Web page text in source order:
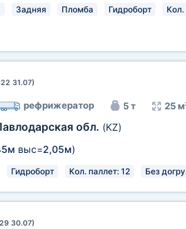
Задняя Пломба Гидроборт Кол.
31.07)
рефрижератор 5 т 25
обл. (KZ)
выс=2,05м)
Гидроборт Кол. паллет: 12 Без
30.07)